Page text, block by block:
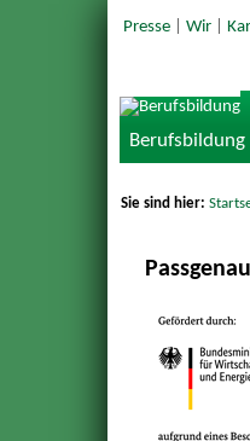
Presse| Wir|
Berufsbildung
Sie sind hier: